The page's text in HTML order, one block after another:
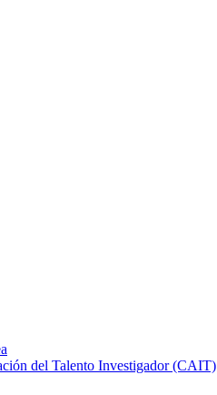
del Talento Investigador (CAIT)